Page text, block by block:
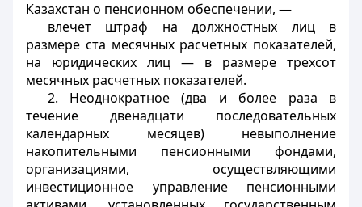
Казахстан о пенсионном обеспечении, —
влечет штраф на должностных лиц в
размере ста месячных расчетных показателей,
на юридических лиц — в размере трехсот
месячных расчетных показателей.
2. Неоднократное (два и более раза в
течение двенадцати последовательных
календарных месяцев) невыполнение
накопительными пенсионными фондами,
организациями, осуществляющими
инвестиционное управление пенсионными